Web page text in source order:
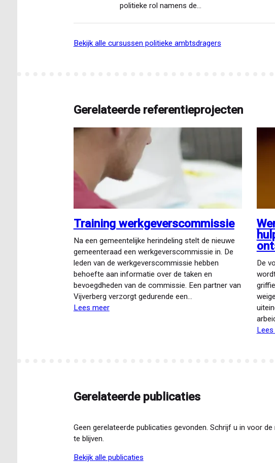
politieke rol namens de…
bekijk alle cursussen politieke ambtsdragers
Gerelateerde referentieprojecten
Training werkgeverscommissie
Na een gemeentelijke herindeling stelt de nieuwe
gemeenteraad een werkgeverscommissie in. De
leden van de werkgeverscommissie hebben
behoefte aan informatie over de taken en
bevoegdheden van de commissie. Een partner van
Vijverberg verzorgt gedurende een…
Lees meerover
De
Gerelateerde publicaties
Geen gerelateerde publicaties gevonden. Schrijf u in voor
te blijven.
bekijk alle publicaties